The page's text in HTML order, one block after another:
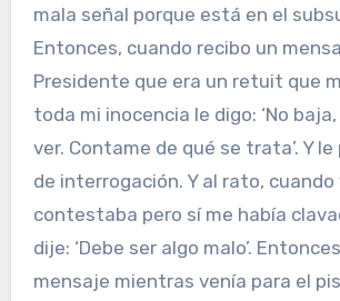
mala señal porque está en el
Entonces, cuando recibo un
Presidente que era un retuit que
toda mi inocencia le digo: ‘No
ver. Contame de qué se trata’. Y
de interrogación. Y al rato, cuando
contestaba pero sí me había
dije: ‘Debe ser algo malo’.
mensaje mientras venía para el